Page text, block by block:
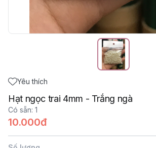
Yêu thích
Hạt ngọc trai 4mm - Trắng ngà
Có sẵn: 1
10.000đ